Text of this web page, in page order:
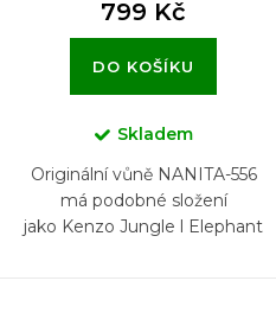
799 Kč
DO KOŠÍKU
Skladem
Originální vůně NANITA-556
má podobné složení
jako Kenzo Jungle l Elephant